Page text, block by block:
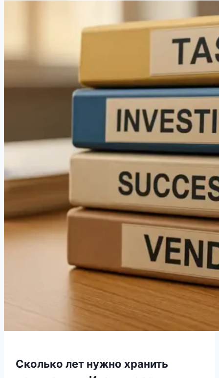
Сколько лет нужно хранить